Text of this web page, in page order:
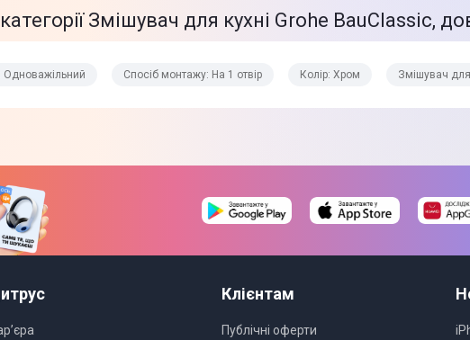
6 х 26 х 46 см
Шланг для
Кріпильний набір
можуть
Змішувач для кухні Grohe BauClassic,
Одноважільний Спосіб монтажу: На 1 отвір Колір: Хром Змішувач
Клієнтам
Публічні оферти